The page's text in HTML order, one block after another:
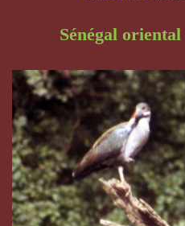
Sénégal oriental